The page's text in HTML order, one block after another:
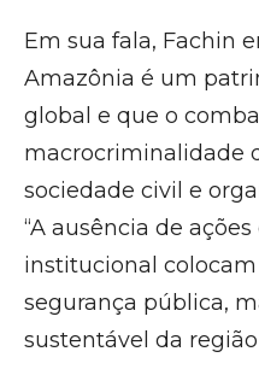
Em sua fala, Fachin
Amazônia é um
global e que o
macrocriminalidade
sociedade civil e
“A ausência de
institucional
segurança pública,
sustentável da